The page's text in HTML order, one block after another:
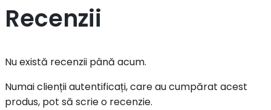
Recenzii
Nu există recenzii până acum.
Numai clienții autentificați, care au cumpărat acest
produs, pot să scrie o recenzie.